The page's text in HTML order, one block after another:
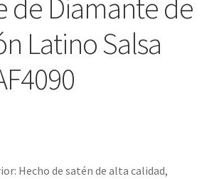
de Diamante de
Latino Salsa
Hecho de satén de alta calidad,